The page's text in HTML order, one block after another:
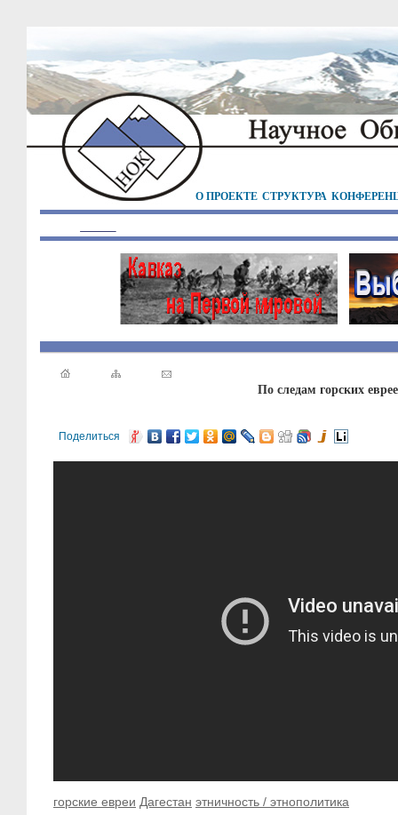
О ПРОЕКТЕ СТРУКТУРА
По следам горских
Поделиться
горские евреи Дагестан этничность / этнополитика